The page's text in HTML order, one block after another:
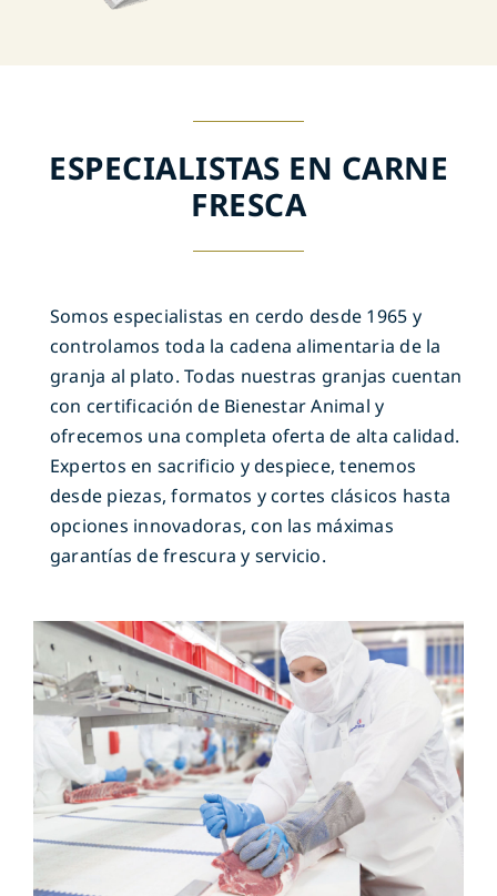
ESPECIALISTAS EN CARNE
FRESCA
Somos especialistas en cerdo desde 1965 y
controlamos toda la cadena alimentaria de la
granja al plato. Todas nuestras granjas cuentan
con certificación de Bienestar Animal y
ofrecemos una completa oferta de alta calidad.
Expertos en sacrificio y despiece, tenemos
desde piezas, formatos y cortes clásicos hasta
opciones innovadoras, con las máximas
garantías de frescura y servicio.